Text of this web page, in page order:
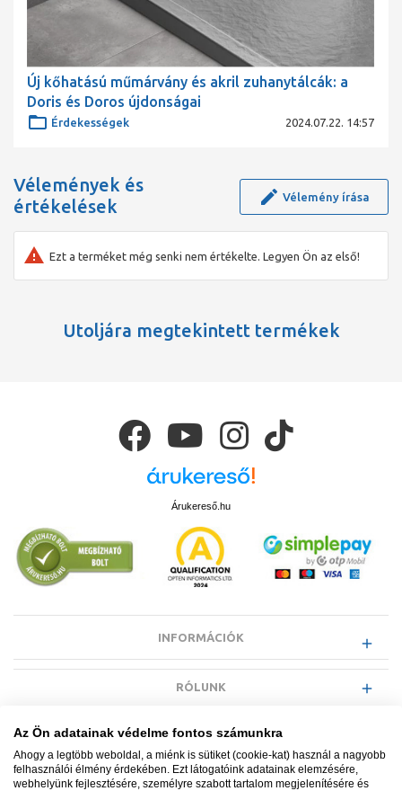
Új kőhatású műmárvány és akril zuhanytálcák: a
Doris és Doros újdonságai
Érdekességek 2024.07.22. 14:57
Vélemények és
értékelések
Vélemény írása
Ezt a terméket még senki nem értékelte. Legyen Ön az első!
Utoljára megtekintett termékek
Árukereső.hu
INFORMÁCIÓK
RÓLUNK
EGYÉB INFORMÁCIÓK
VÁSÁRLÓI INFORMÁCIÓK
Az Ön adatainak védelme fontos számunkra
Ahogy a legtöbb weboldal, a miénk is sütiket (cookie-kat) használ a nagyobb
felhasználói élmény érdekében. Ezt látogatóink adatainak elemzésére,
webhelyünk fejlesztésére, személyre szabott tartalom megjelenítésére és